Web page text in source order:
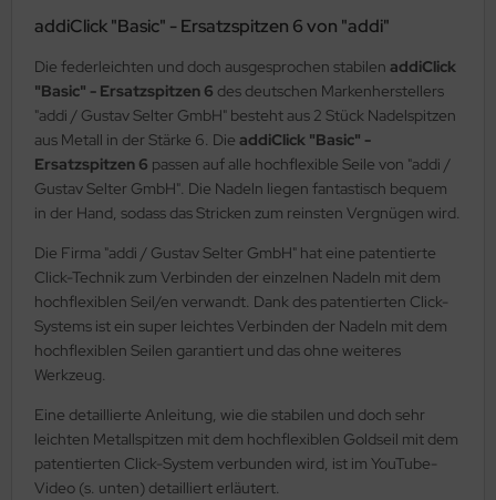
addiClick "Basic" - Ersatzspitzen 6 von "addi"
Die federleichten und doch ausgesprochen stabilen addiClick
"Basic" - Ersatzspitzen 6 des deutschen Markenherstellers
"addi / Gustav Selter GmbH" besteht aus 2 Stück Nadelspitzen
aus Metall in der Stärke 6. Die addiClick "Basic" -
Ersatzspitzen 6 passen auf alle hochflexible Seile von "addi /
Gustav Selter GmbH". Die Nadeln liegen fantastisch bequem
in der Hand, sodass das Stricken zum reinsten Vergnügen wird.
Die Firma "addi / Gustav Selter GmbH" hat eine patentierte
Click-Technik zum Verbinden der einzelnen Nadeln mit dem
hochflexiblen Seil/en verwandt. Dank des patentierten Click-
Systems ist ein super leichtes Verbinden der Nadeln mit dem
hochflexiblen Seilen garantiert und das ohne weiteres
Werkzeug.
Eine detaillierte Anleitung, wie die stabilen und doch sehr
leichten Metallspitzen mit dem hochflexiblen Goldseil mit dem
patentierten Click-System verbunden wird, ist im YouTube-
Video (s. unten) detailliert erläutert.